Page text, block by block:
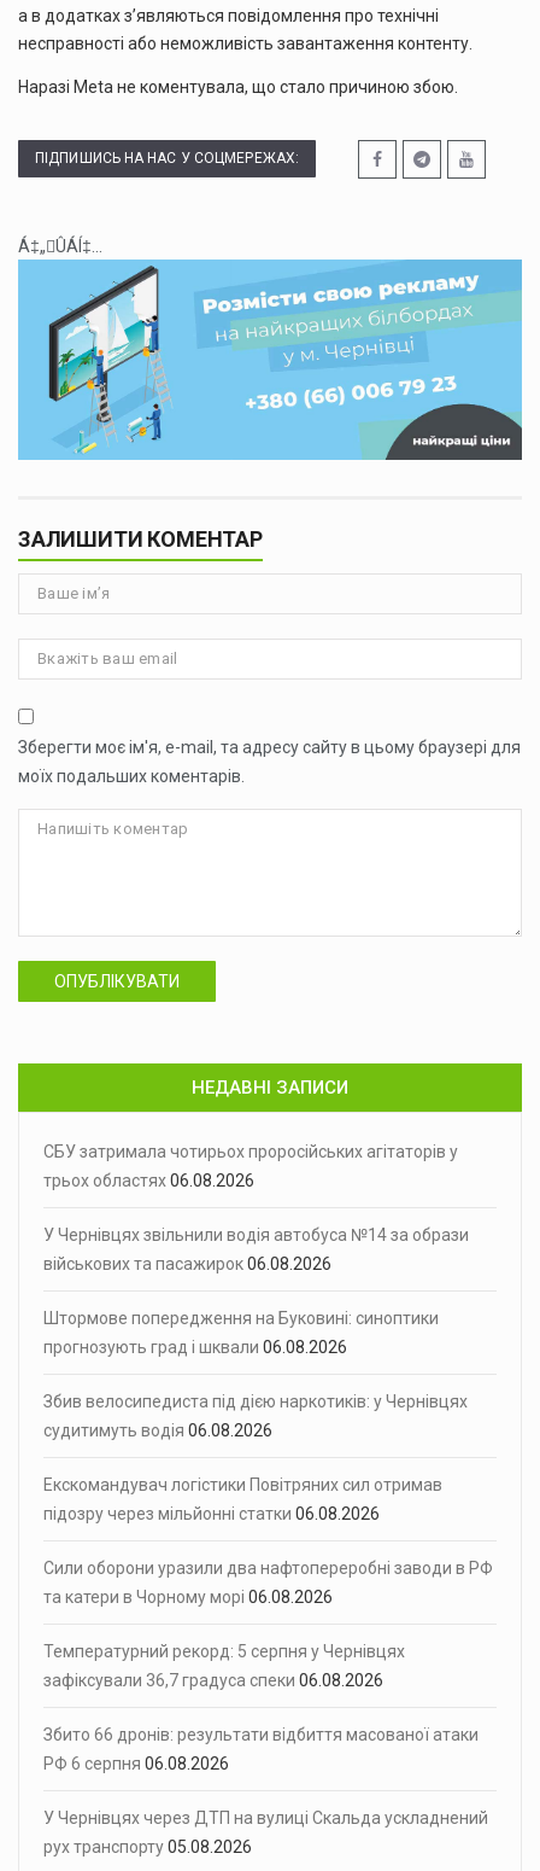
а в додатках з’являються повідомлення про технічні
несправності або неможливість завантаження контенту.
Наразі Meta не коментувала, що стало причиною збою.
ПІДПИШИСЬ НА НАС У СОЦМЕРЕЖАХ:
Á‡„ÛÁÍ‡...
ЗАЛИШИТИ КОМЕНТАР
Зберегти моє ім'я, e-mail, та адресу сайту в цьому браузері для
моїх подальших коментарів.
ОПУБЛІКУВАТИ
НЕДАВНІ ЗАПИСИ
СБУ затримала чотирьох проросійських агітаторів у
трьох областях06.08.2026
У Чернівцях звільнили водія автобуса №14 за образи
військових та пасажирок06.08.2026
Штормове попередження на Буковині: синоптики
прогнозують град і шквали 06.08.2026
Збив велосипедиста під дією наркотиків: у Чернівцях
судитимуть водія 06.08.2026
Екскомандувач логістики Повітряних сил отримав
підозру через мільйонні статки 06.08.2026
Сили оборони уразили два нафтопереробні заводи в РФ
та катери в Чорному морі 06.08.2026
Температурний рекорд: 5 серпня у Чернівцях
зафіксували 36,7 градуса спеки 06.08.2026
Збито 66 дронів: результати відбиття масованої атаки
РФ 6 серпня 06.08.2026
У Чернівцях через ДТП на вулиці Скальда ускладнений
рух транспорту05.08.2026